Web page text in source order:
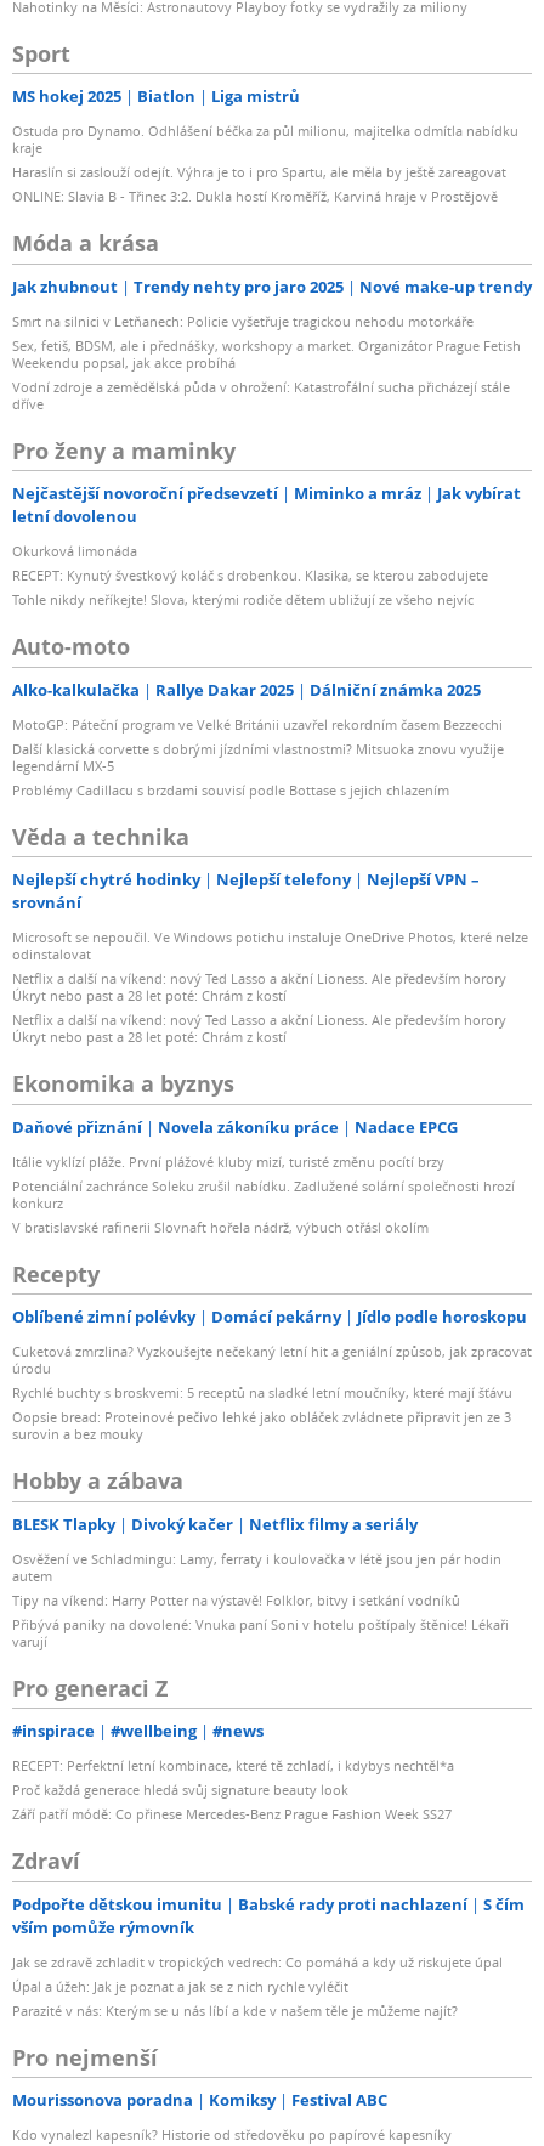
Nahotinky na Měsíci: Astronautovy Playboy fotky se vydražily za miliony
Sport
MS hokej 2025 Biatlon Liga mistrů
Ostuda pro Dynamo. Odhlášení béčka za půl milionu, majitelka odmítla nabídku
kraje
Haraslín si zaslouží odejít. Výhra je to i pro Spartu, ale měla by ještě zareagovat
ONLINE: Slavia B - Třinec 3:2. Dukla hostí Kroměříž, Karviná hraje v Prostějově
Móda a krása
Jak zhubnout Trendy nehty pro jaro 2025 Nové make-up trendy
Smrt na silnici v Letňanech: Policie vyšetřuje tragickou nehodu motorkáře
Sex, fetiš, BDSM, ale i přednášky, workshopy a market. Organizátor Prague Fetish
Weekendu popsal, jak akce probíhá
Vodní zdroje a zemědělská půda v ohrožení: Katastrofální sucha přicházejí stále
dříve
Pro ženy a maminky
Nejčastější novoroční předsevzetí Miminko a mráz
Jak vybírat
letní dovolenou
Okurková limonáda
RECEPT: Kynutý švestkový koláč s drobenkou. Klasika, se kterou zabodujete
Tohle nikdy neříkejte! Slova, kterými rodiče dětem ubližují ze všeho nejvíc
Auto-moto
Alko-kalkulačka Rallye Dakar 2025 Dálniční známka 2025
MotoGP: Páteční program ve Velké Británii uzavřel rekordním časem Bezzecchi
Další klasická corvette s dobrými jízdními vlastnostmi? Mitsuoka znovu využije
legendární MX-5
Problémy Cadillacu s brzdami souvisí podle Bottase s jejich chlazením
Věda a technika
Nejlepší chytré hodinky Nejlepší telefony
Nejlepší VPN –
srovnání
Microsoft se nepoučil. Ve Windows potichu instaluje OneDrive Photos, které nelze
odinstalovat
Netflix a další na víkend: nový Ted Lasso a akční Lioness. Ale především horory
Úkryt nebo past a 28 let poté: Chrám z kostí
Netflix a další na víkend: nový Ted Lasso a akční Lioness. Ale především horory
Úkryt nebo past a 28 let poté: Chrám z kostí
Ekonomika a byznys
Daňové přiznání Novela zákoníku práce Nadace EPCG
Itálie vyklízí pláže. První plážové kluby mizí, turisté změnu pocítí brzy
Potenciální zachránce Soleku zrušil nabídku. Zadlužené solární společnosti hrozí
konkurz
V bratislavské rafinerii Slovnaft hořela nádrž, výbuch otřásl okolím
Recepty
Oblíbené zimní polévky Domácí pekárny Jídlo podle horoskopu
Cuketová zmrzlina? Vyzkoušejte nečekaný letní hit a geniální způsob, jak zpracovat
úrodu
Rychlé buchty s broskvemi: 5 receptů na sladké letní moučníky, které mají šťávu
Oopsie bread: Proteinové pečivo lehké jako obláček zvládnete připravit jen ze 3
surovin a bez mouky
Hobby a zábava
BLESK Tlapky Divoký kačer Netflix filmy a seriály
Osvěžení ve Schladmingu: Lamy, ferraty i koulovačka v létě jsou jen pár hodin
autem
Tipy na víkend: Harry Potter na výstavě! Folklor, bitvy i setkání vodníků
Přibývá paniky na dovolené: Vnuka paní Soni v hotelu poštípaly štěnice! Lékaři
varují
Pro generaci Z
#inspirace #wellbeing #news
RECEPT: Perfektní letní kombinace, které tě zchladí, i kdybys nechtěl*a
Proč každá generace hledá svůj signature beauty look
Září patří módě: Co přinese Mercedes-Benz Prague Fashion Week SS27
Zdraví
Podpořte dětskou imunitu Babské rady proti nachlazení
S čím
vším pomůže rýmovník
Jak se zdravě zchladit v tropických vedrech: Co pomáhá a kdy už riskujete úpal
Úpal a úžeh: Jak je poznat a jak se z nich rychle vyléčit
Parazité v nás: Kterým se u nás líbí a kde v našem těle je můžeme najít?
Pro nejmenší
Mourissonova poradna Komiksy Festival ABC
Kdo vynalezl kapesník? Historie od středověku po papírové kapesníky